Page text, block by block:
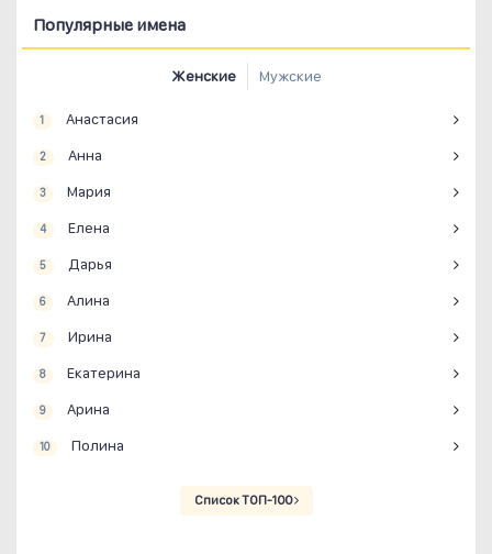
Популярные имена
Женские Мужские
1 Анастасия
2 Анна
3 Мария
4 Елена
5 Дарья
6 Алина
7 Ирина
8 Екатерина
9 Арина
10 Полина
Список ТОП-100